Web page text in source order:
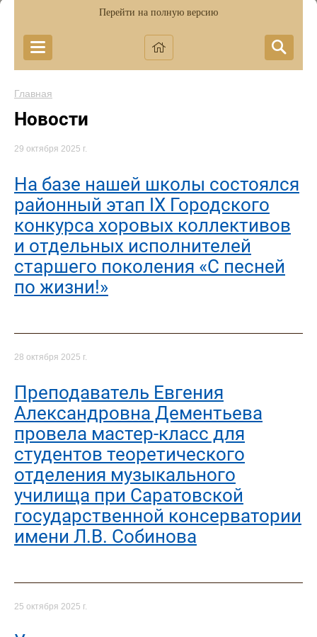
Перейти на полную версию
Главная
Новости
29 октября 2025 г.
На базе нашей школы состоялся
районный этап IX Городского
конкурса хоровых коллективов
и отдельных исполнителей
старшего поколения «С песней
по жизни!»
28 октября 2025 г.
Преподаватель Евгения
Александровна Дементьева
провела мастер-класс для
студентов теоретического
отделения музыкального
училища при Саратовской
государственной консерватории
имени Л.В. Собинова
25 октября 2025 г.